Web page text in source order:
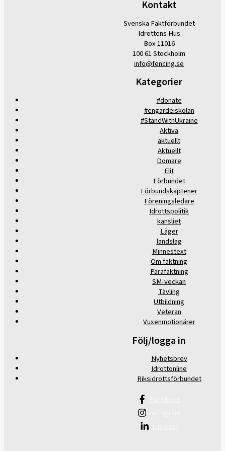
Kontakt
Svenska Fäktförbundet
Idrottens Hus
Box 11016
100 61 Stockholm
info@fencing.se
Kategorier
#donate
#engardeiskolan
#StandWithUkraine
Aktiva
aktuellt
Aktuellt
Domare
Elit
Förbundet
Förbundskaptener
Föreningsledare
Idrottspolitik
kansliet
Läger
landslag
Minnestext
Om fäktning
Parafäktning
SM-veckan
Tävling
Utbildning
Veteran
Vuxenmotionärer
Följ/logga in
Nyhetsbrev
Idrottonline
Riksidrottsförbundet